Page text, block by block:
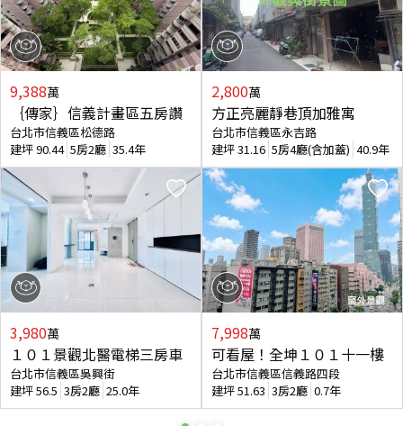
9,388萬
｛傳家｝信義計畫區五房讚
台北市信義區松德路
建坪90.44 5房2廳 35.4年
3,980萬
１０１景觀北醫電梯三房車
台北市信義區吳興街
建坪56.5 3房2廳 25.0年
2,800萬
方正亮麗靜巷頂加雅寓
台北市信義區永吉路
建坪31.16 5房4廳(含加蓋) 40.9年
7,998萬
可看屋！全坤１０１十一樓
台北市信義區信義路四段
建坪51.63 3房2廳 0.7年